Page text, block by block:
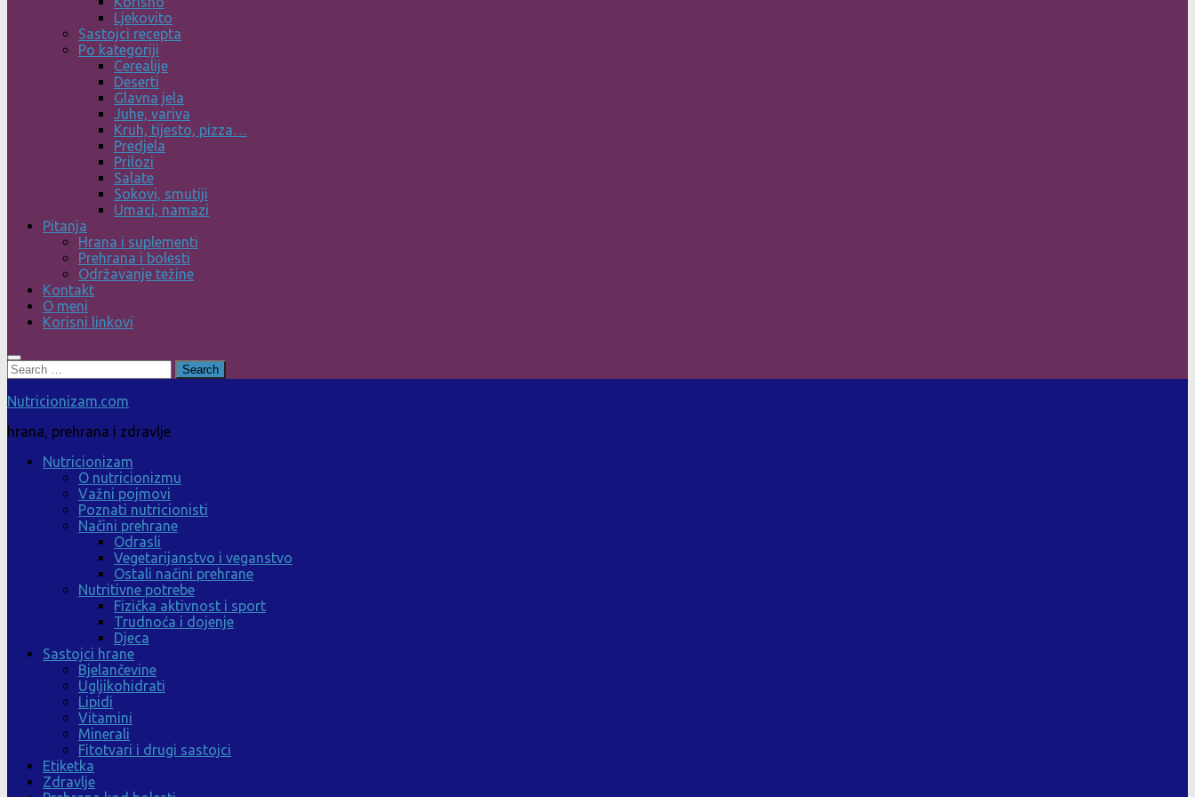
Ljekovito
Sastojci recepta
Po kategoriji
Cerealije
Deserti
Glavna jela
Juhe, variva
Kruh, tijesto, pizza…
Predjela
Prilozi
Salate
Sokovi, smutiji
Umaci, namazi
Pitanja
Hrana i suplementi
Prehrana i bolesti
Održavanje težine
Kontakt
O meni
Korisni linkovi
Search
for:
Nutricionizam.com
hrana, prehrana i zdravlje
Nutricionizam
O nutricionizmu
Važni pojmovi
Poznati nutricionisti
Načini prehrane
Odrasli
Vegetarijanstvo i veganstvo
Ostali načini prehrane
Nutritivne potrebe
Fizička aktivnost i sport
Trudnoća i dojenje
Djeca
Sastojci hrane
Bjelančevine
Ugljikohidrati
Lipidi
Vitamini
Minerali
Fitotvari i drugi sastojci
Etiketka
Zdravlje